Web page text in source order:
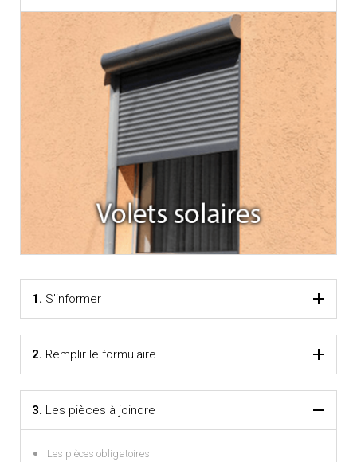
1. S'informer
2. Remplir le formulaire
3. Les pièces à joindre
Les pièces obligatoires